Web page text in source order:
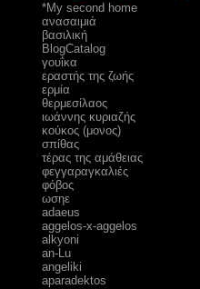
*My second home
ανασαιμιά
βασιλική
ΒlogCatalog
γουΐκα
εραστής της ζωής
ερμία
θερμεσίλαος
ιωάννης κυριαζής
κούκος (μονος)
σπίθας
τέρας της αμάθειας
φεγγαραγκαλιές
φόβος
ωσηε
adaeus
aggelos-x-aggelos
alkyoni
an-Lu
angeliki
aparadektos